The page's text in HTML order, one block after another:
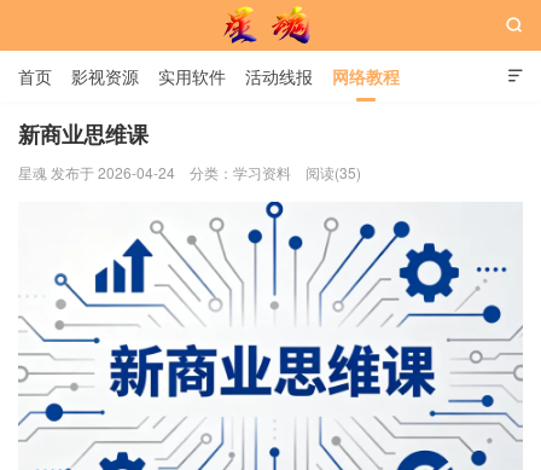
星魂网

首页 影视资源 实用软件 活动线报 网络教程
用户中心 书籍

新商业思维课
星魂 发布于 2026-04-24 分类： 学习资料 阅读(35)